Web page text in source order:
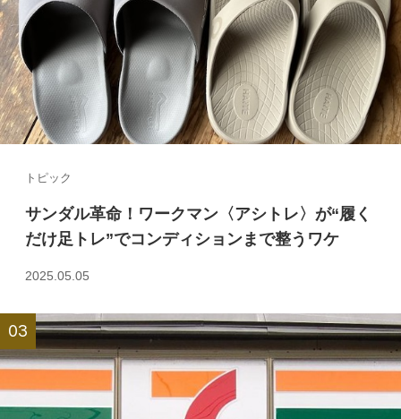
トピック
サンダル革命！ワークマン〈アシトレ〉が“履く
だけ足トレ”でコンディションまで整うワケ
2025.05.05